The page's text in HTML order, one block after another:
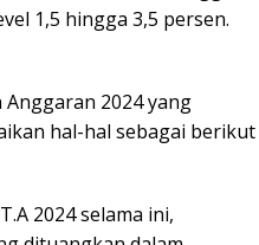
1,5 hingga 3,5 persen.
2024 yang
hal-hal sebagai berikut
2024 selama ini,